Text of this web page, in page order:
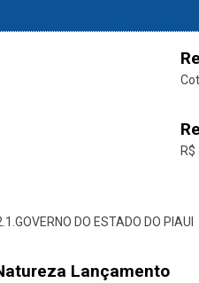
R$
DO ESTADO DO PIAUI
Lançamento